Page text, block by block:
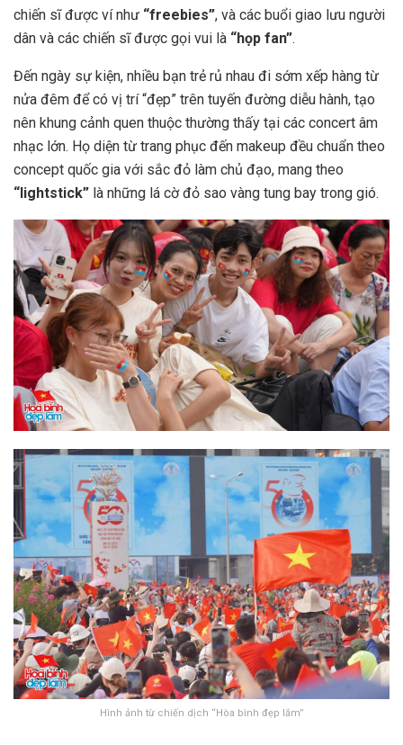
chiến sĩ được ví như “freebies”, và các buổi giao lưu người
dân và các chiến sĩ được gọi vui là “họp fan”.
Đến ngày sự kiện, nhiều bạn trẻ rủ nhau đi sớm xếp hàng từ
nửa đêm để có vị trí “đẹp” trên tuyến đường diễu hành, tạo
nên khung cảnh quen thuộc thường thấy tại các concert âm
nhạc lớn. Họ diện từ trang phục đến makeup đều chuẩn theo
concept quốc gia với sắc đỏ làm chủ đạo, mang theo
“lightstick” là những lá cờ đỏ sao vàng tung bay trong gió.
Hình ảnh từ chiến dịch “Hòa bình đẹp lắm”